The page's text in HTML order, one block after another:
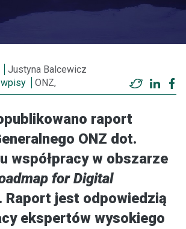
Justyna Balcewicz
ONZ, Twitter
raport
ONZ dot.
współpracy w obszarze
for Digital
Raport jest odpowiedzią
ekspertów wysokiego